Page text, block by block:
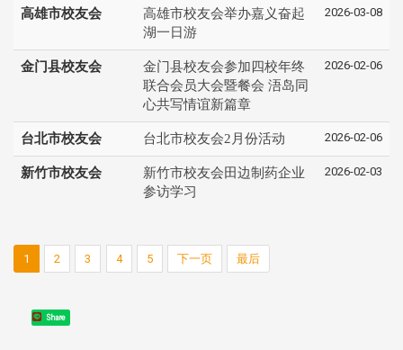
高雄市校友会
高雄市校友会举办嘉义奋起
湖一日游
2026-03-08
金门县校友会
金门县校友会参加四校年终
联合会员大会暨餐会 浯岛同
心共写情谊新篇章
2026-02-06
台北市校友会 台北市校友会2月份活动 2026-02-06
新竹市校友会
新竹市校友会田边制药企业
参访学习
2026-02-03
1 2 3 4 5 下一页 最后
Share